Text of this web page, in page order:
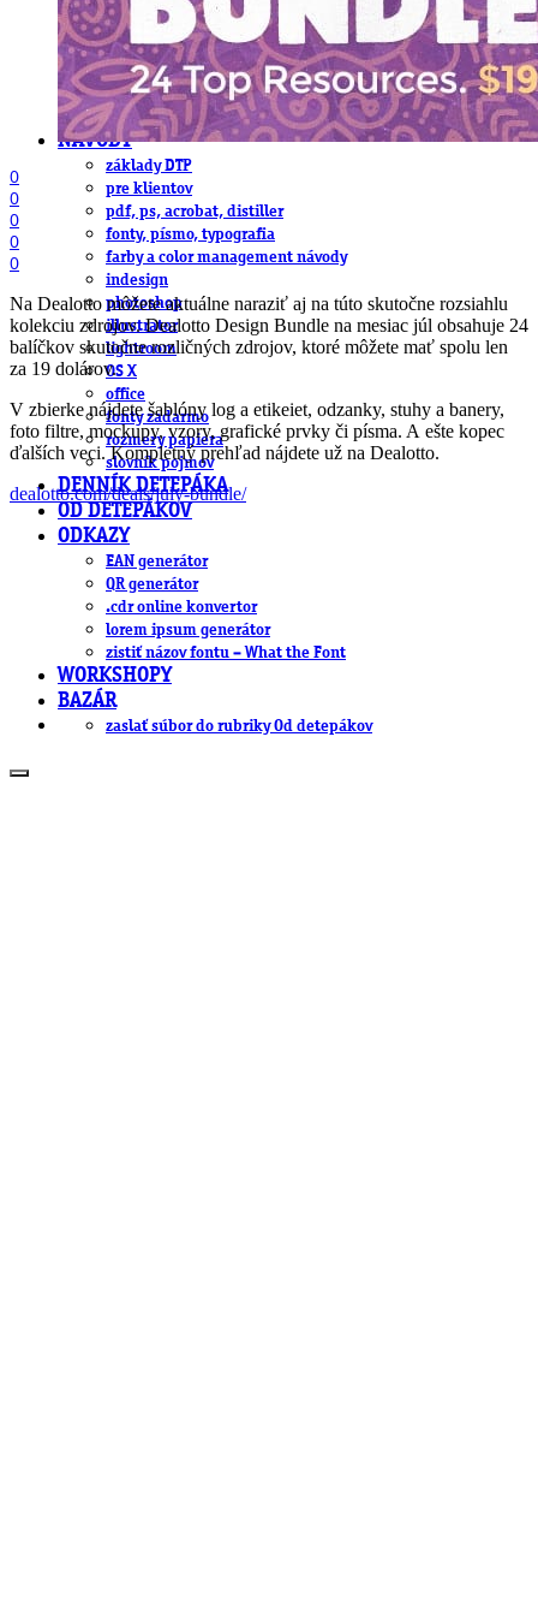
obludárium
video
pracovné ponuky
DeTePe [dtp]
ZÁKAZKY
FREE
NÁVODY
základy DTP
pre klientov
pdf, ps, acrobat, distiller
fonty, písmo, typografia
farby a color management návody
indesign
photoshop
illustrator
lightroom
OS X
office
fonty zadarmo
rozmery papiera
slovník pojmov
DENNÍK DETEPÁKA
OD DETEPÁKOV
ODKAZY
EAN generátor
QR generátor
.cdr online konvertor
lorem ipsum generátor
zistiť názov fontu – What the Font
WORKSHOPY
BAZÁR
zaslať súbor do rubriky Od detepákov
0
0
0
0
0
Na Dealotto môžete aktuálne naraziť aj na túto skutočne rozsiahlu
kolekciu zdrojov. Dealotto Design Bundle na mesiac júl obsahuje 24
balíčkov skutočne rozličných zdrojov, ktoré môžete mať spolu len
za 19 dolárov.
V zbierke nájdete šablóny log a etikeiet, odzanky, stuhy a banery,
foto filtre, mockupy, vzory, grafické prvky či písma. A ešte kopec
ďalších veci. Kompletný prehľad nájdete už na Dealotto.
dealotto.com/deals/july-bundle/